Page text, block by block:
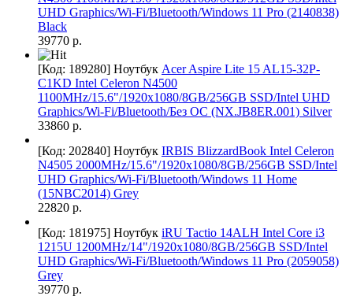
UHD Graphics/Wi-Fi/Bluetooth/Windows 11 Pro (2140838)
Black
39770 р.
[Код: 189280] Ноутбук Acer Aspire Lite 15 AL15-32P-
C1KD Intel Celeron N4500
1100MHz/15.6"/1920x1080/8GB/256GB SSD/Intel UHD
Graphics/Wi-Fi/Bluetooth/Без ОС (NX.JB8ER.001) Silver
33860 р.
[Код: 202840] Ноутбук IRBIS BlizzardBook Intel Celeron
N4505 2000MHz/15.6"/1920x1080/8GB/256GB SSD/Intel
UHD Graphics/Wi-Fi/Bluetooth/Windows 11 Home
(15NBC2014) Grey
22820 р.
[Код: 181975] Ноутбук iRU Tactio 14ALH Intel Core i3
1215U 1200MHz/14"/1920x1080/8GB/256GB SSD/Intel
UHD Graphics/Wi-Fi/Bluetooth/Windows 11 Pro (2059058)
Grey
39770 р.